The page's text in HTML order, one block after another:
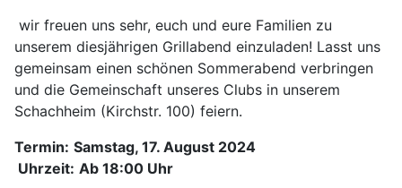
wir freuen uns sehr, euch und eure Familien zu
unserem diesjährigen Grillabend einzuladen! Lasst uns
gemeinsam einen schönen Sommerabend verbringen
und die Gemeinschaft unseres Clubs in unserem
Schachheim (Kirchstr. 100) feiern.
Termin: Samstag, 17. August 2024
Uhrzeit: Ab 18:00 Uhr